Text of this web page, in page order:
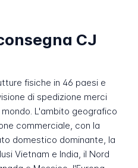
CJ
fisiche in 46 paesi e
di spedizione merci
L'ambito geografico
commerciale, con la
domestico dominante, la
Vietnam e India, il Nord